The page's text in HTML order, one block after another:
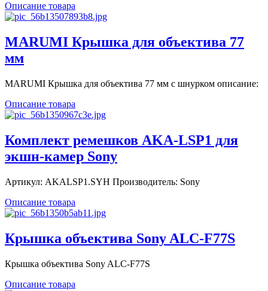
Описание товара
MARUMI Крышка для объектива 77
мм
MARUMI Крышка для объектива 77 мм с шнурком описание:
Описание товара
Комплект ремешков AKA-LSP1 для
экшн-камер Sony
Артикул: AKALSP1.SYH Производитель: Sony
Описание товара
Крышка объектива Sony ALC-F77S
Крышка объектива Sony ALC-F77S
Описание товара